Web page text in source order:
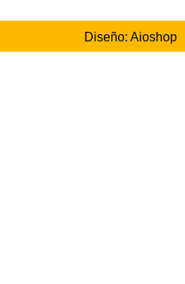
Diseño: Aioshop